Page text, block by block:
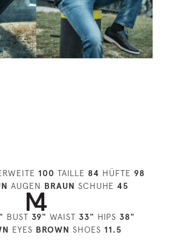
100 TAILLE 84 HÜFTE 98
AUGEN BRAUN SCHUHE 45
BUST 39" WAIST 33" HIPS 38"
EYES BROWN SHOES 11.5